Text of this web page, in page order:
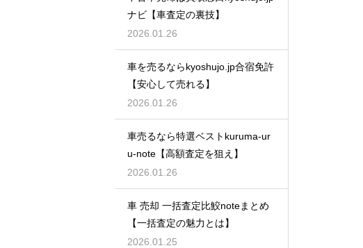
ナビ【車査定の裏技】
2026.01.26
車を売るならkyoshujo.jp合宿免許
【安心して売れる】
2026.01.26
車売るなら特選ベストkuruma-ur
u-note【高額査定を狙え】
2026.01.26
車 売却 一括査定比鮫noteまとめ
【一括査定の魅力とは】
2026.01.25